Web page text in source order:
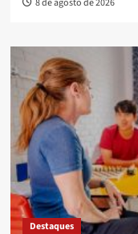
Destaques